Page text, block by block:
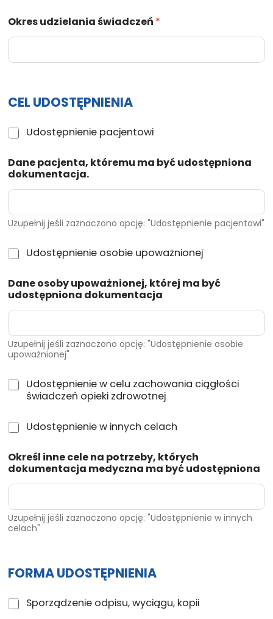
Okres udzielania świadczeń *
CEL UDOSTĘPNIENIA
U
d
s
t
ę
n
i
n
i
p
a
j
e
n
t
o
i
Udostępnienie pacjentowi
Dane pacjenta, któremu ma być udostępniona
dokumentacja.
Uzupełnij jeśli zaznaczono opcję: "Udostępnienie pacjentowi"
U
d
s
t
ę
n
i
e
i
e
o
b
e
u
p
w
a
ż
o
n
j
Udostępnienie osobie upoważnionej
Dane osoby upoważnionej, której ma być
udostępniona dokumentacja
Uzupełnij jeśli zaznaczono opcję: "Udostępnienie osobie
upoważnionej"
U
d
t
p
n
i
e
i
e
w
l
u
a
Udostępnienie w celu zachowania ciągłości
świadczeń opieki zdrowotnej
U
d
s
t
ę
n
i
e
e
w
n
n
Udostępnienie w innych celach
Określ inne cele na potrzeby, których
dokumentacja medyczna ma być udostępniona
Uzupełnij jeśli zaznaczono opcję: "Udostępnienie w innych
celach"
FORMA UDOSTĘPNIENIA
F
o
Sporządzenie odpisu, wyciągu, kopii